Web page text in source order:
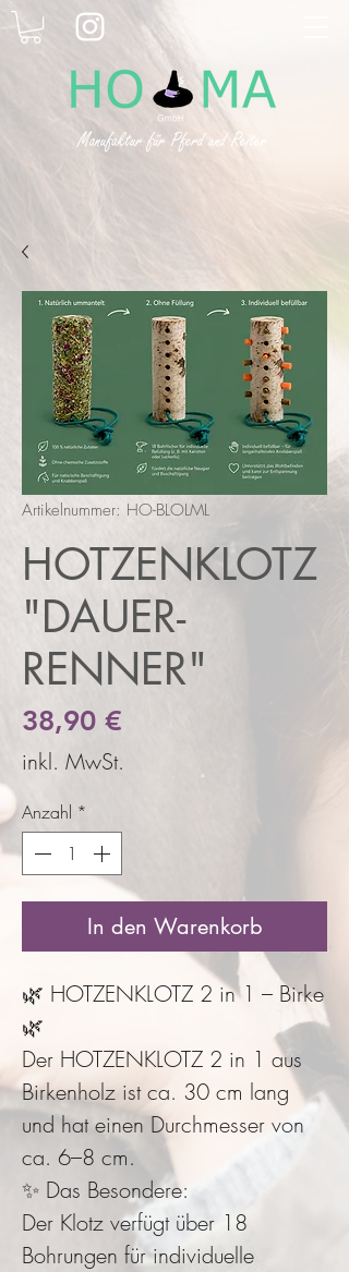
Artikelnummer: HO-BLOLML
HOTZENKLOTZ
"DAUER-
RENNER"
38,90 €
inkl. MwSt.
Anzahl *
In den Warenkorb
🌿 HOTZENKLOTZ 2 in 1 – Birke
🌿
Der HOTZENKLOTZ 2 in 1 aus
Birkenholz ist ca. 30 cm lang
und hat einen Durchmesser von
ca. 6–8 cm.
✨ Das Besondere:
Der Klotz verfügt über 18
Bohrungen für individuelle